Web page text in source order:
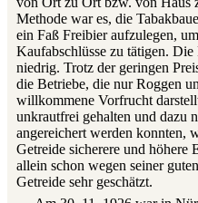
Methode war es, die
ein Faß Freibier aufzulegen,
Kaufabschlüsse zu tätigen.
niedrig. Trotz der geringen
die Betriebe, die nur Roggen
willkommene Vorfrucht
unkrautfrei gehalten und dazu
angereichert werden konnten,
Getreide sicherere und höhere
allein schon wegen seiner
Getreide sehr geschätzt.